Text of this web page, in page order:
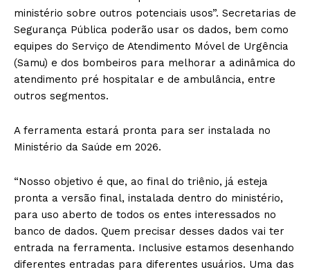
ministério sobre outros potenciais usos”. Secretarias de
Segurança Pública poderão usar os dados, bem como
equipes do Serviço de Atendimento Móvel de Urgência
(Samu) e dos bombeiros para melhorar a adinâmica do
atendimento pré hospitalar e de ambulância, entre
outros segmentos.
A ferramenta estará pronta para ser instalada no
Ministério da Saúde em 2026.
“Nosso objetivo é que, ao final do triênio, já esteja
pronta a versão final, instalada dentro do ministério,
para uso aberto de todos os entes interessados no
banco de dados. Quem precisar desses dados vai ter
entrada na ferramenta. Inclusive estamos desenhando
diferentes entradas para diferentes usuários. Uma das